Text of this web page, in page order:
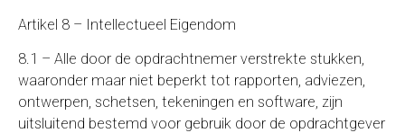
Artikel 8 – Intellectueel Eigendom
8.1 – Alle door de opdrachtnemer verstrekte stukken,
waaronder maar niet beperkt tot rapporten, adviezen,
ontwerpen, schetsen, tekeningen en software, zijn
uitsluitend bestemd voor gebruik door de opdrachtgever